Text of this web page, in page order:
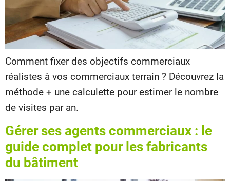
Comment fixer des objectifs commerciaux
réalistes à vos commerciaux terrain ? Découvrez la
méthode + une calculette pour estimer le nombre
de visites par an.
Gérer ses agents commerciaux : le
guide complet pour les fabricants
du bâtiment